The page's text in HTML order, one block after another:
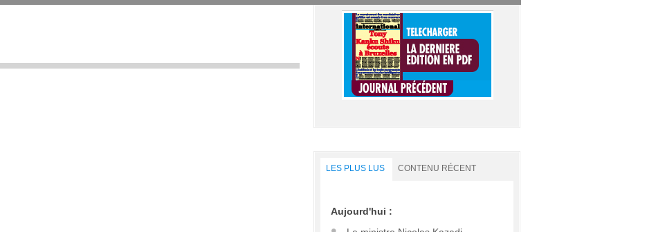
LES PLUS LUS CONTENU RÉCENT
Aujourd'hui :